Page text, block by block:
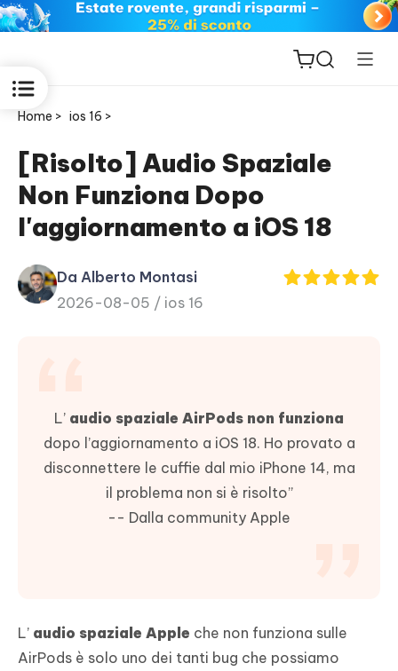
ReiBoot
for iOS
PDNob
PDF
New
Home > ios 16 >
[Risolto] Audio Spaziale
Non Funziona Dopo
l'aggiornamento a iOS 18
Da Alberto Montasi
2026-08-05 / ios 16
L’ audio spaziale AirPods non funziona
dopo l’aggiornamento a iOS 18. Ho provato a
disconnettere le cuffie dal mio iPhone 14, ma
il problema non si è risolto”
-- Dalla community Apple
L’ audio spaziale Apple che non funziona sulle
AirPods è solo uno dei tanti bug che possiamo